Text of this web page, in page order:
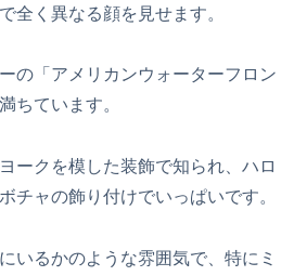
全く異なる顔を見せます。
の「アメリカンウォーターフロン
ちています。
ークを模した装飾で知られ、ハロ
チャの飾り付けでいっぱいです。
いるかのような雰囲気で、特にミ